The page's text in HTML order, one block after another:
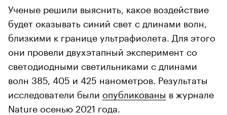
Ученые решили выяснить, какое воздействие
будет оказывать синий свет с длинами волн,
близкими к границе ультрафиолета. Для этого
они провели двухэтапный эксперимент со
светодиодными светильниками с длинами
волн 385, 405 и 425 нанометров. Результаты
исследователи были опубликованы в журнале
Nature осенью 2021 года.